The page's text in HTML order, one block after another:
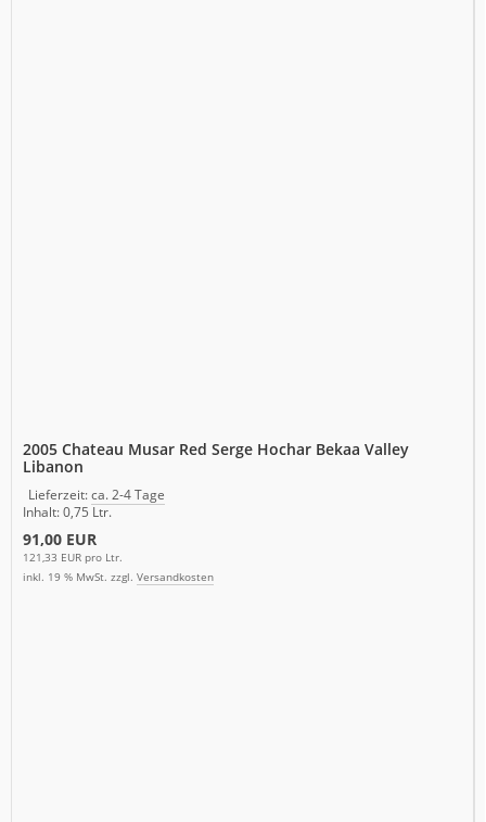
2005 Chateau Musar Red Serge Hochar Bekaa Valley
Libanon
Lieferzeit:ca. 2-4 Tage
Inhalt: 0,75 Ltr.
91,00 EUR
121,33 EUR pro Ltr.
inkl. 19 % MwSt. zzgl. Versandkosten